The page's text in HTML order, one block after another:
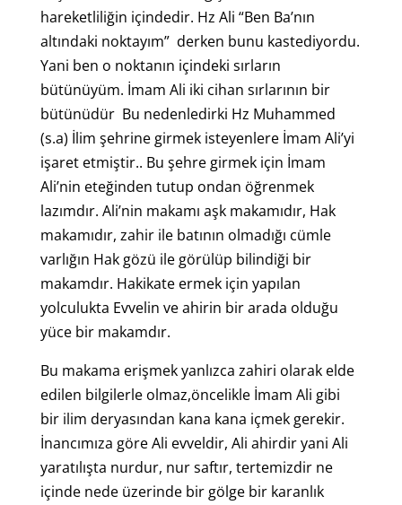
hareketliliğin içindedir. Hz Ali “Ben Ba’nın
altındaki noktayım” derken bunu kastediyordu.
Yani ben o noktanın içindeki sırların
bütünüyüm. İmam Ali iki cihan sırlarının bir
bütünüdür Bu nedenledirki Hz Muhammed
(s.a) İlim şehrine girmek isteyenlere İmam Ali’yi
işaret etmiştir.. Bu şehre girmek için İmam
Ali’nin eteğinden tutup ondan öğrenmek
lazımdır. Ali’nin makamı aşk makamıdır, Hak
makamıdır, zahir ile batının olmadığı cümle
varlığın Hak gözü ile görülüp bilindiği bir
makamdır. Hakikate ermek için yapılan
yolculukta Evvelin ve ahirin bir arada olduğu
yüce bir makamdır.
Bu makama erişmek yanlızca zahiri olarak elde
edilen bilgilerle olmaz,öncelikle İmam Ali gibi
bir ilim deryasından kana kana içmek gerekir.
İnancımıza göre Ali evveldir, Ali ahirdir yani Ali
yaratılışta nurdur, nur saftır, tertemizdir ne
içinde nede üzerinde bir gölge bir karanlık